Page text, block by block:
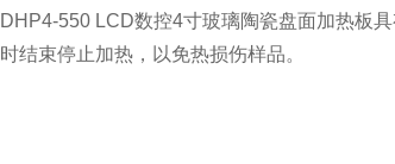
DHP4-550 LCD数控4寸玻璃陶瓷盘面加热板
时结束停止加热，以免热损伤样品。